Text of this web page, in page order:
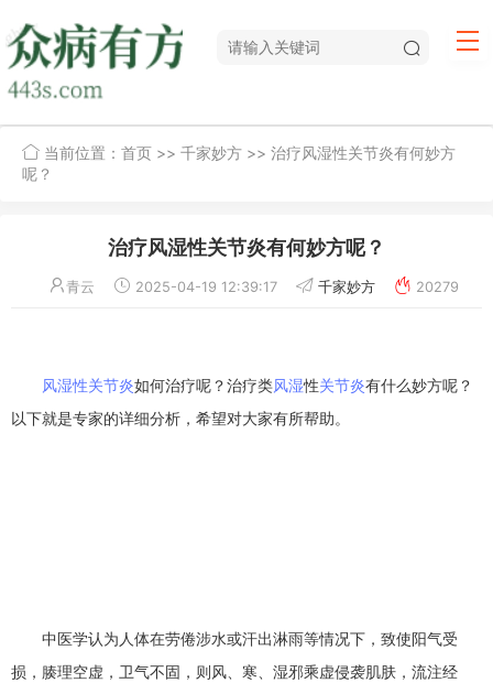
当前位置： 首页 >> 千家妙方 >> 治疗风湿性关节炎有何妙方
呢？
治疗风湿性关节炎有何妙方呢？
青云 2025-04-19 12:39:17 千家妙方 20279
风湿性关节炎如何治疗呢？治疗类风湿性关节炎有什么妙方呢？
以下就是专家的详细分析，希望对大家有所帮助。
中医学认为人体在劳倦涉水或汗出淋雨等情况下，致使阳气受
损，腠理空虚，卫气不固，则风、寒、湿邪乘虚侵袭肌肤，流注经